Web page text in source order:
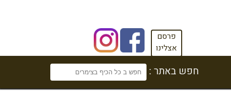
פרסם
אצלינו
חפש באתר :